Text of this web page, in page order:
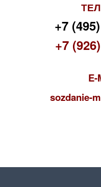
+7
+7
E-
sozdanie-